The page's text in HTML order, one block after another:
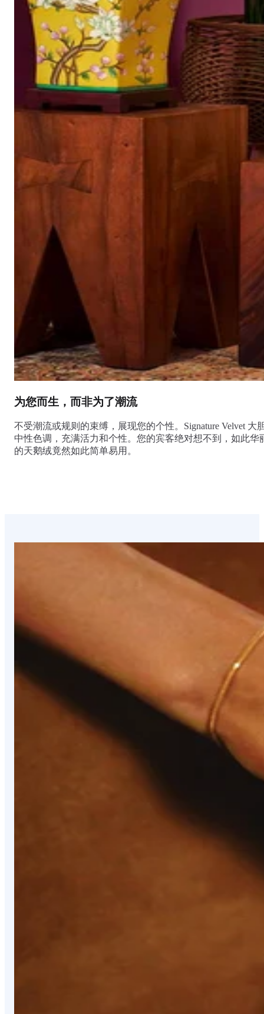
为您而生，而非为了潮流
不受潮流或规则的束缚，展现您的个性。Signature Velvet 大
中性色调，充满活力和个性。您的宾客绝对想不到，如此华
的天鹅绒竟然如此简单易用。